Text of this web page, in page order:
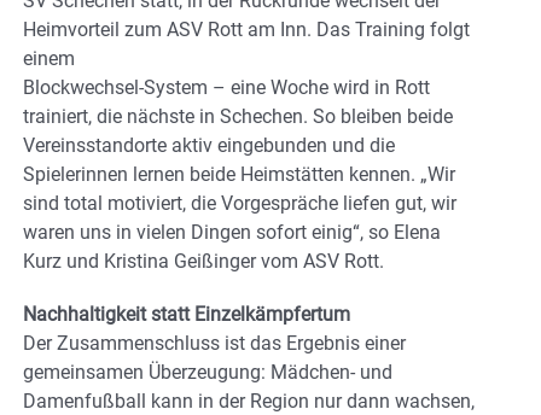
Heimvorteil zum ASV Rott am Inn. Das Training folgt
einem
Blockwechsel-System – eine Woche wird in Rott
trainiert, die nächste in Schechen. So bleiben beide
Vereinsstandorte aktiv eingebunden und die
Spielerinnen lernen beide Heimstätten kennen. „Wir
sind total motiviert, die Vorgespräche liefen gut, wir
waren uns in vielen Dingen sofort einig“, so Elena
Kurz und Kristina Geißinger vom ASV Rott.
Nachhaltigkeit statt Einzelkämpfertum
Der Zusammenschluss ist das Ergebnis einer
gemeinsamen Überzeugung: Mädchen- und
Damenfußball kann in der Region nur dann wachsen,